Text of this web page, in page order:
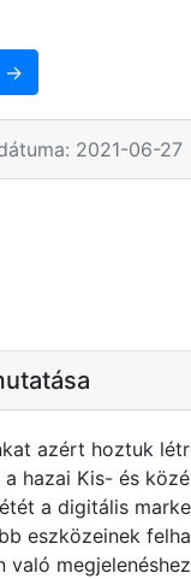
→
2021-06-27
azért hoztuk
hazai Kis- és
a digitális
eszközeinek
való